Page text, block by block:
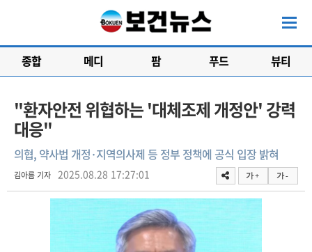
종합 메디 팜 푸드 뷰티
"환자안전 위협하는 '대체조제 개정안' 강력
대응"
의협, 약사법 개정·지역의사제 등 정부 정책에 공식 입장 밝혀
김아름 기자 2025.08.28 17:27:01 가 + 가 -